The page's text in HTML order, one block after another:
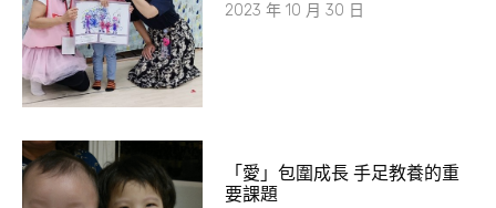
2023 年 10 月 30 日
​「愛」包圍成長 手足教養的重
要課題